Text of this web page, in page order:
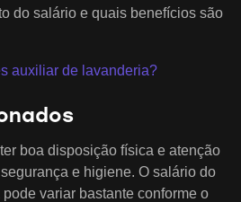
do salário e quais benefícios são
boa disposição física e atenção
e higiene. O salário do
variar bastante conforme o